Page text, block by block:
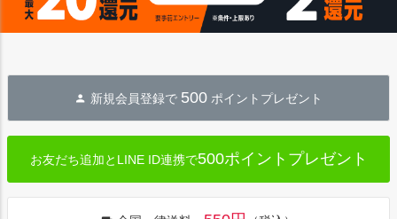
新規会員登録で 500 ポイントプレゼント
お友だち追加とLINE ID連携で500ポイントプレゼント